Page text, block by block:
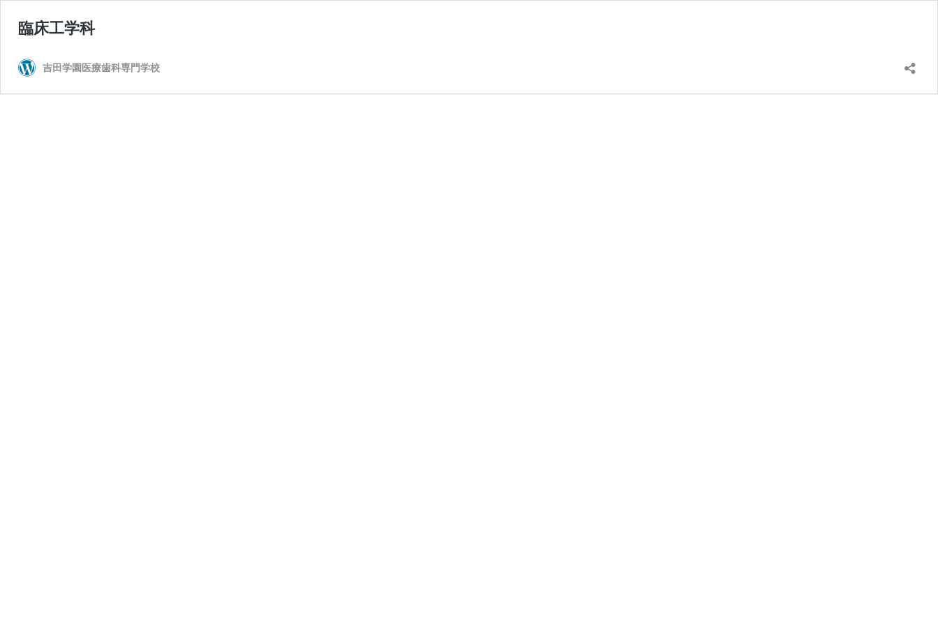
臨床工学科
吉田学園医療歯科専門学校